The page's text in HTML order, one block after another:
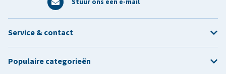
Service & contact
Populaire categorieën